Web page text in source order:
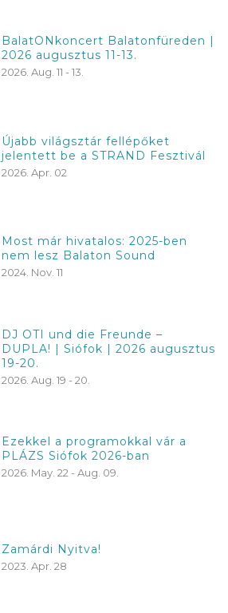
BalatONkoncert Balatonfüreden |
2026 augusztus 11-13.
2026. Aug. 11 - 13.
Újabb világsztár fellépőket
jelentett be a STRAND Fesztivál
2026. Apr. 02
Most már hivatalos: 2025-ben
nem lesz Balaton Sound
2024. Nov. 11
DJ OTI und die Freunde –
DUPLA! | Siófok | 2026 augusztus
19-20.
2026. Aug. 19 - 20.
Ezekkel a programokkal vár a
PLÁZS Siófok 2026-ban
2026. May. 22 - Aug. 09.
Zamárdi Nyitva!
2023. Apr. 28